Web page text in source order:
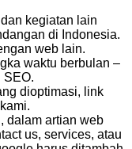
kegiatan lain
di Indonesia.
web lain.
waktu berbulan –
SEO.
dioptimasi, link
dalam artian web
us, services, atau